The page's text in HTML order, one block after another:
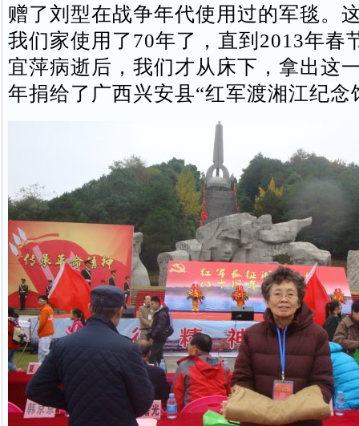
赠了刘型在战争年代使用过的军毯。
我们家使用了70年了，直到2013年春
宜萍病逝后，我们才从床下，拿出这
年捐给了广西兴安县“红军渡湘江纪念